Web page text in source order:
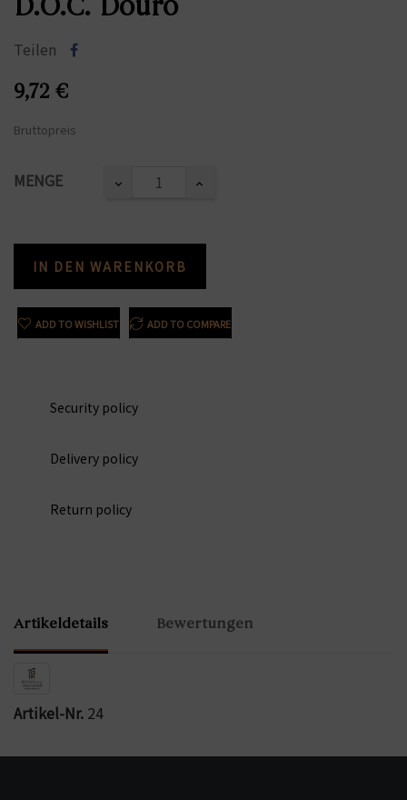
D.O.C. Douro
Teilen
9,72 €
Bruttopreis
MENGE
IN DEN WARENKORB
ADD TO WISHLIST ADD TO COMPARE
Security policy
Delivery policy
Return policy
Artikeldetails Bewertungen
Artikel-Nr. 24